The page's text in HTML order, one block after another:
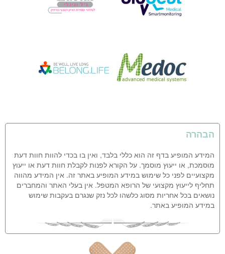
הבהרה
המידע המופיע בדף זה הוא כללי בלבד, ואין בו בכדי להוות חוות דעת
מוסמכת, או ייעוץ מוסמך. על הקורא לפנות לקבלת חוות דעת או ייעוץ
מקצועיים לפני כל שימוש במידע המופיע באתר זה. אין המידע מהווה
תחליף לייעוץ מקצועי של הרופא המטפל. אין בעלי האתר והמחברים
נושאים בכל אחריות מסוג כלשהו לכל נזק שנגרם בעקבות שימוש
במידע המופיע באתר.